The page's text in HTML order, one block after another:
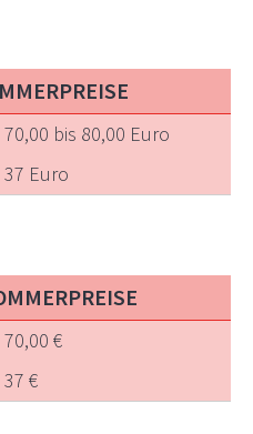
70,00 bis 80,00 Euro
37 Euro
70,00 €
37 €